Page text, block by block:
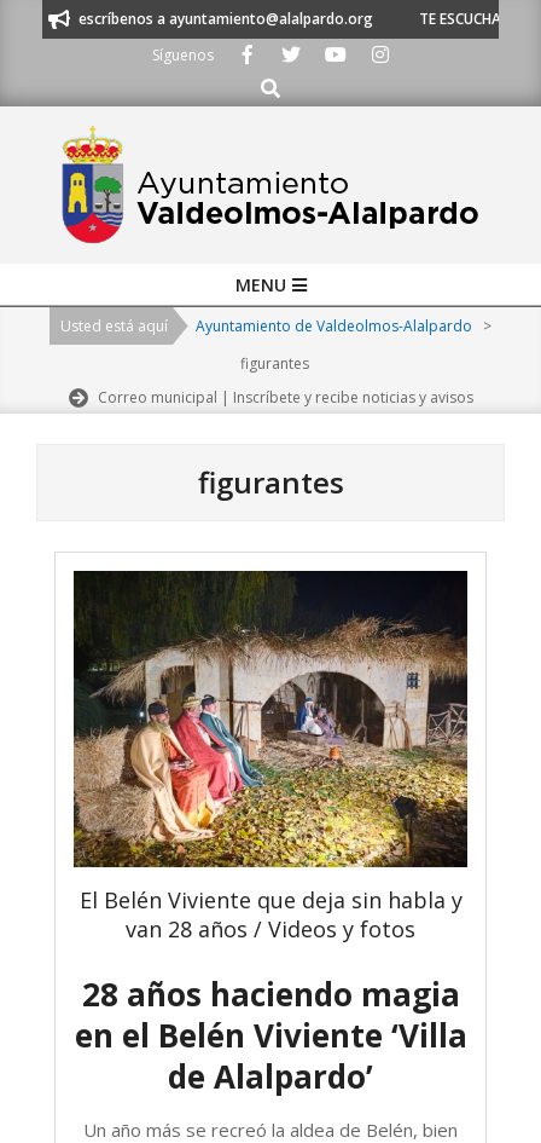
escríbenos a ayuntamiento@alalpardo.org
TE ESCUCHAMOS -
Síguenos
Buscar
Navigation
MENU
Usted está aquí Ayuntamiento de Valdeolmos-Alalpardo
>
figurantes
Correo municipal | Inscríbete y recibe noticias y avisos
figurantes
El Belén Viviente que deja sin habla y
van 28 años / Videos y fotos
28 años haciendo magia
en el Belén Viviente ‘Villa
de Alalpardo’
Un año más se recreó la aldea de Belén, bien